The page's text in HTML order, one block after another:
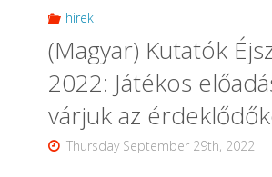
hirek
(Magyar) Kutatók
2022: Játékos
várjuk az
Thursday September 29th, 2022